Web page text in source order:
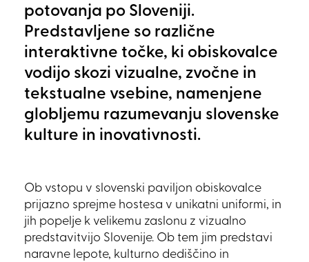
potovanja po Sloveniji.
Predstavljene so različne
interaktivne točke, ki obiskovalce
vodijo skozi vizualne, zvočne in
tekstualne vsebine, namenjene
globljemu razumevanju slovenske
kulture in inovativnosti.
Ob vstopu v slovenski paviljon obiskovalce
prijazno sprejme hostesa v unikatni uniformi, in
jih popelje k velikemu zaslonu z vizualno
predstavitvijo Slovenije. Ob tem jim predstavi
naravne lepote, kulturno dediščino in